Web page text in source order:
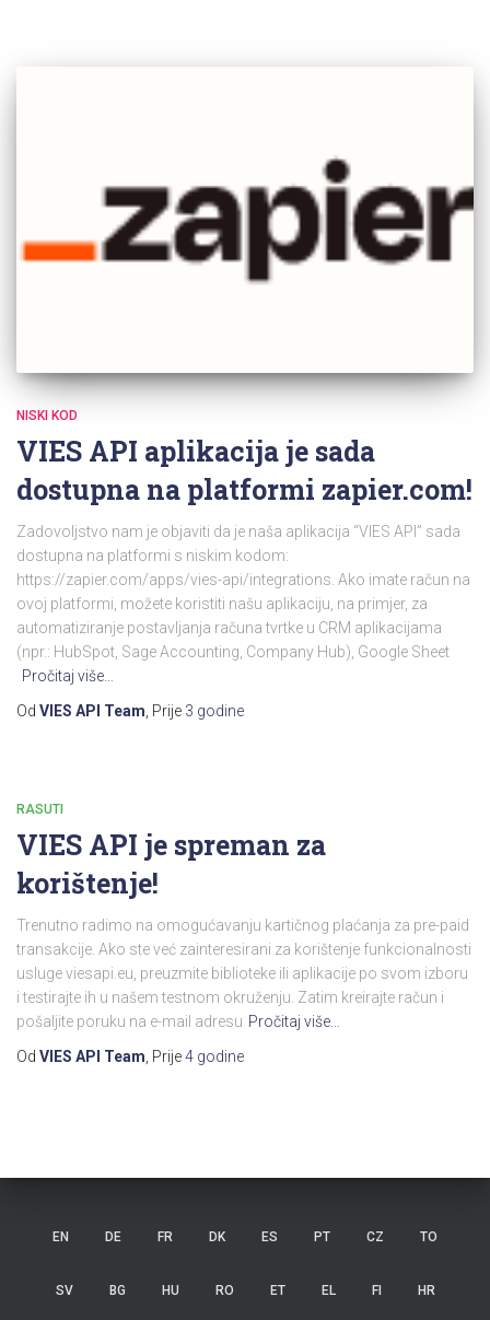
NISKI KOD
VIES API aplikacija je sada
dostupna na platformi zapier.com!
Zadovoljstvo nam je objaviti da je naša aplikacija “VIES API” sada
dostupna na platformi s niskim kodom:
https://zapier.com/apps/vies-api/integrations. Ako imate račun na
ovoj platformi, možete koristiti našu aplikaciju, na primjer, za
automatiziranje postavljanja računa tvrtke u CRM aplikacijama
(npr.: HubSpot, Sage Accounting, Company Hub), Google Sheet
Pročitaj više…
Od VIES API Team , Prije 3 godine
RASUTI
VIES API je spreman za
korištenje!
Trenutno radimo na omogućavanju kartičnog plaćanja za pre-paid
transakcije. Ako ste već zainteresirani za korištenje funkcionalnosti
usluge viesapi.eu, preuzmite biblioteke ili aplikacije po svom izboru
i testirajte ih u našem testnom okruženju. Zatim kreirajte račun i
pošaljite poruku na e-mail adresu Pročitaj više…
Od VIES API Team , Prije4 godine
EN DE FR DK ES PT CZ TO
SV BG HU RO ET EL FI HR